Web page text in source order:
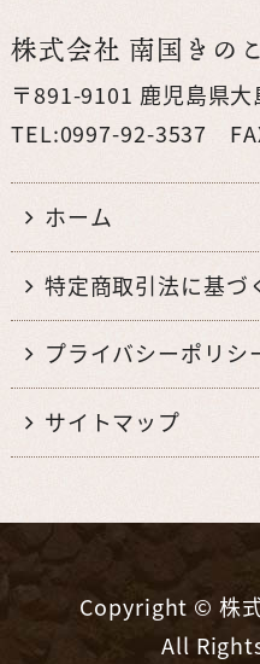
株式会社 南国きの
〒891-9101 鹿児島県
TEL:0997-92-3537
ホーム
特定商取引法に基づ
プライバシーポリシ
サイトマップ
Copyright © 株
All